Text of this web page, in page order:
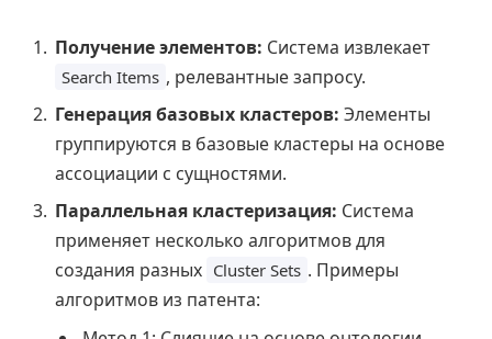
Получение элементов: Система извлекает
Search Items , релевантные запросу.
Генерация базовых кластеров: Элементы
группируются в базовые кластеры на основе
ассоциации с сущностями.
Параллельная кластеризация: Система
применяет несколько алгоритмов для
создания разных Cluster Sets . Примеры
алгоритмов из патента: